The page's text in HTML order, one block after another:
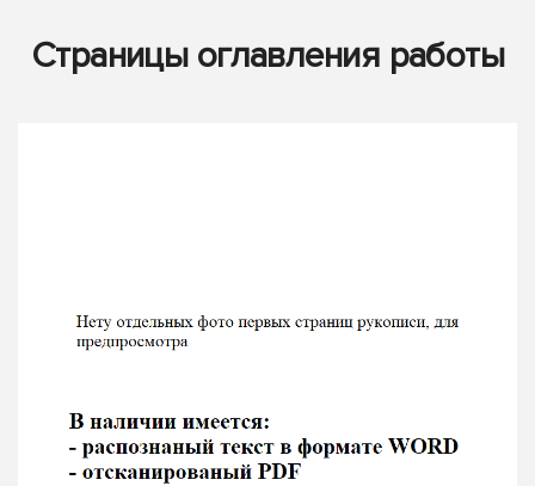
Страницы оглавления работы